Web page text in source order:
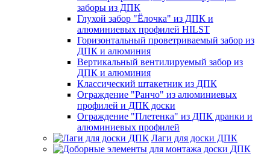
заборы из ДПК
Глухой забор "Ёлочка" из ДПК и
алюминиевых профилей HILST
Горизонтальный проветриваемый забор из
ДПК и алюминия
Вертикальный вентилируемый забор из
ДПК и алюминия
Классический штакетник из ДПК
Ограждение "Ранчо" из алюминиевых
профилей и ДПК доски
Ограждение "Плетенка" из ДПК дранки и
алюминиевых профилей
Лаги для доски ДПК